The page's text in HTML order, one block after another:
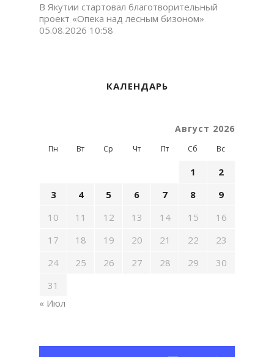
В Якутии стартовал благотворительный
проект «Опека над лесным бизоном»
05.08.2026 10:58
КАЛЕНДАРЬ
Август 2026
Пн Вт Ср Чт Пт Сб Вс
1
2
3
4 5 6 7 8
9
10
11 12 13 14 15
16
17
18 19 20 21 22
23
24
25 26 27 28 29
30
31
« Июл